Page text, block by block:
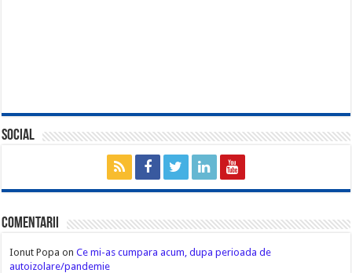
Social
Comentarii
Ionut Popa onCe mi-as cumpara acum, dupa perioada de
autoizolare/pandemie